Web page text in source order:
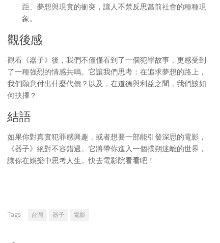
距、夢想與現實的衝突，讓人不禁反思當前社會的種種現
象。
觀後感
觀看《器子》後，我們不僅僅看到了一個犯罪故事，更感受到
了一種強烈的情感共鳴。它讓我們思考：在追求夢想的路上，
我們願意付出什麼代價？以及，在道德與利益之間，我們該如
何抉擇？
結語
如果你對真實犯罪感興趣，或者想要一部能引發深思的電影，
《器子》絕對不容錯過。它將帶你進入一個撲朔迷離的世界，
讓你在娛樂中思考人生。快去電影院看看吧！
Tags: 台灣 器子 電影